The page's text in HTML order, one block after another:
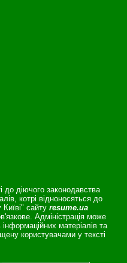
до діючого законодавства
котрі відноносяться до
сайту resume.ua
Адміністрація може
матеріалів та
користувачами у тексті